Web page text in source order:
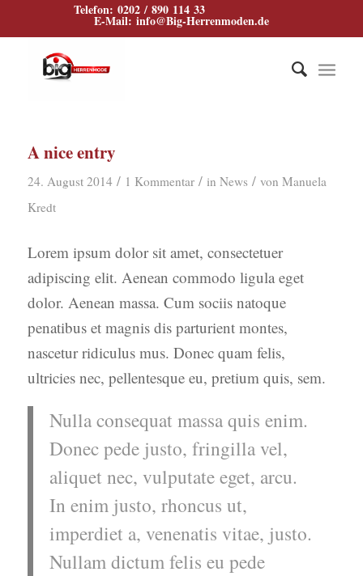
Telefon: 0202 / 890 114 33
E‑Mail: info@Big‑Herrenmoden.de
A nice entry
24. August 2014 / 1 Kommentar / in News / von Manuela
Kredt
Lorem ipsum dolor sit amet, consectetuer
adipiscing elit. Aenean commodo ligula eget
dolor. Aenean massa. Cum sociis natoque
penatibus et magnis dis parturient montes,
nascetur ridiculus mus. Donec quam felis,
ultricies nec, pellentesque eu, pretium quis, sem.
Nulla consequat massa quis enim.
Donec pede justo, fringilla vel,
aliquet nec, vulputate eget, arcu.
In enim justo, rhoncus ut,
imperdiet a, venenatis vitae, justo.
Nullam dictum felis eu pede